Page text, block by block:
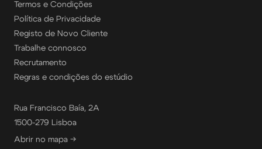
Termos e Condições
Política de Privacidade
Registo de Novo Cliente
Trabalhe connosco
Recrutamento
Regras e condições do estúdio
Rua Francisco Baía, 2A
1500-279 Lisboa
Abrir no mapa →